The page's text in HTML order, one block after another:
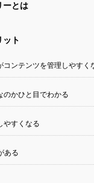
ーとは
ット
コンテンツを管理しやすく
のかひと目でわかる
やすくなる
ある